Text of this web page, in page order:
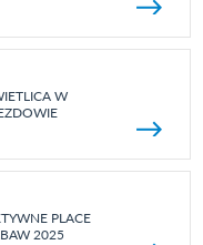
W
PLACE
2025